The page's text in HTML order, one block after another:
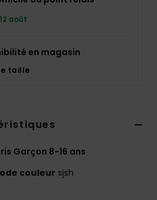
12 août
en magasin
taille
Garçon 8-16 ans
couleur sjsh